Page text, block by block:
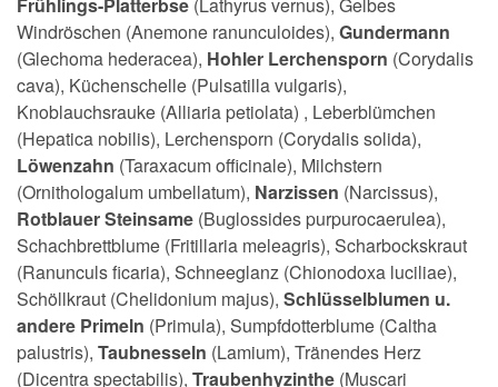
Windröschen (Anemone ranunculoides), Gundermann
(Glechoma hederacea), Hohler Lerchensporn (Corydalis
cava), Küchenschelle (Pulsatilla vulgaris),
Knoblauchsrauke (Alliaria petiolata) , Leberblümchen
(Hepatica nobilis), Lerchensporn (Corydalis solida),
Löwenzahn (Taraxacum officinale), Milchstern
(Ornithologalum umbellatum), Narzissen (Narcissus),
Rotblauer Steinsame (Buglossides purpurocaerulea),
Schachbrettblume (Fritillaria meleagris), Scharbockskraut
(Ranunculs ficaria), Schneeglanz (Chionodoxa luciliae),
Schöllkraut (Chelidonium majus), Schlüsselblumen u.
andere Primeln (Primula), Sumpfdotterblume (Caltha
palustris), Taubnesseln (Lamium), Tränendes Herz
(Dicentra spectabilis), Traubenhyzinthe (Muscari